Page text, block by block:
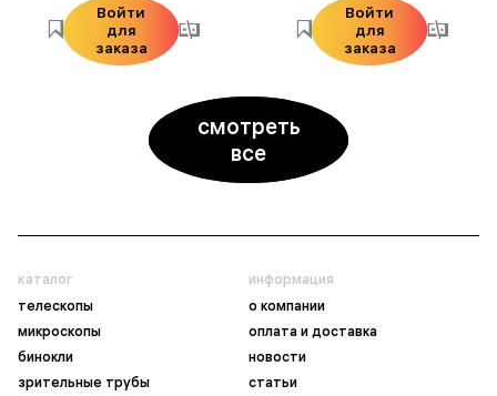
Войти
для
заказа
Войти
для
заказа
смотреть
все
каталог
телескопы
микроскопы
бинокли
зрительные трубы
информация
о компании
оплата и доставка
новости
статьи